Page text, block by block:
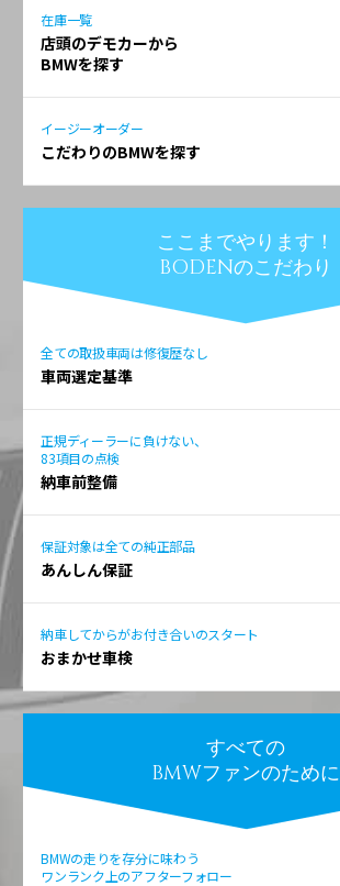
在庫一覧
店頭のデモカーから
BMWを探す
イージーオーダー
こだわりのBMWを探す
ここまでやります！
BODENのこだわり
全ての取扱車両は修復歴なし
車両選定基準
正規ディーラーに負けない、
83項目の点検
納車前整備
保証対象は全ての純正部品
あんしん保証
納車してからがお付き合いのスタート
おまかせ車検
すべての
BMWファンのために
BMWの走りを存分に味わう
ワンランク上のアフターフォロー